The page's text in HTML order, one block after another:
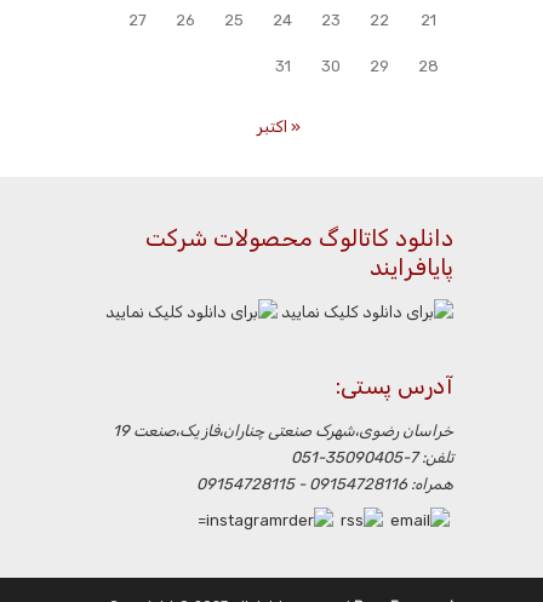
21
22
23
24
25
26
27
28
29
30
31
« اکتبر
دانلود کاتالوگ محصولات شرکت
پایافرایند
آدرس پستی:
خراسان رضوی،شهرک صنعتی چناران،فاز یک،صنعت 19
تلفن: 7-35090405-051
همراه: 09154728116 - 09154728115